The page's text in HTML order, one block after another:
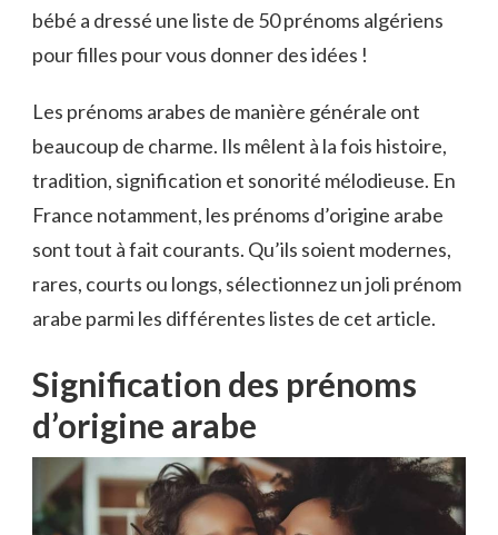
:
50
SIGNIFICATIONS
bébé a dressé une liste de 50 prénoms algériens
pour filles pour vous donner des idées !
Les prénoms arabes de manière générale ont
beaucoup de charme. Ils mêlent à la fois histoire,
tradition, signification et sonorité mélodieuse. En
France notamment, les prénoms d’origine arabe
sont tout à fait courants. Qu’ils soient modernes,
rares, courts ou longs, sélectionnez un joli prénom
arabe parmi les différentes listes de cet article.
Signification des prénoms
d’origine arabe